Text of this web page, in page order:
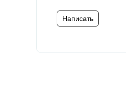
Написать